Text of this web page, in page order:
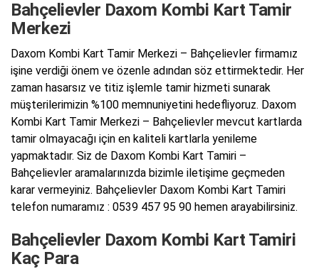
Bahçelievler Daxom Kombi Kart Tamir
Merkezi
Daxom Kombi Kart Tamir Merkezi – Bahçelievler firmamız
işine verdiği önem ve özenle adından söz ettirmektedir. Her
zaman hasarsız ve titiz işlemle tamir hizmeti sunarak
müşterilerimizin %100 memnuniyetini hedefliyoruz. Daxom
Kombi Kart Tamir Merkezi – Bahçelievler mevcut kartlarda
tamir olmayacağı için en kaliteli kartlarla yenileme
yapmaktadır. Siz de Daxom Kombi Kart Tamiri –
Bahçelievler aramalarınızda bizimle iletişime geçmeden
karar vermeyiniz. Bahçelievler Daxom Kombi Kart Tamiri
telefon numaramız : 0539 457 95 90 hemen arayabilirsiniz.
Bahçelievler Daxom Kombi Kart Tamiri
Kaç Para